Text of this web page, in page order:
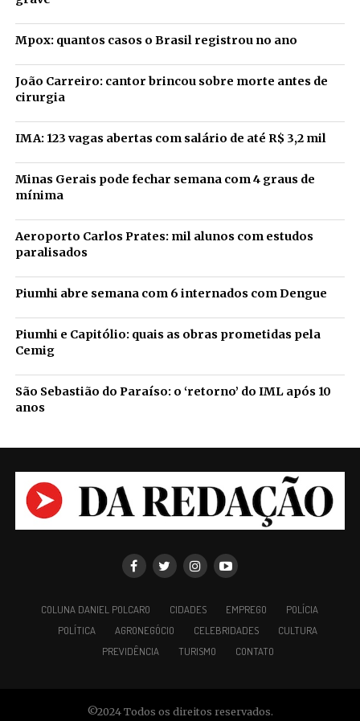
Mpox: quantos casos o Brasil registrou no ano
João Carreiro: cantor brincou sobre morte antes de
cirurgia
IMA: 123 vagas abertas com salário de até R$ 3,2 mil
Minas Gerais pode fechar semana com 4 graus de
mínima
Aeroporto Carlos Prates: mil alunos com estudos
paralisados
Piumhi abre semana com 6 internados com Dengue
Piumhi e Capitólio: quais as obras prometidas pela
Cemig
São Sebastião do Paraíso: o ‘retorno’ do IML após 10
anos
COLUNA DANIEL POLCARO CIDADES EMPREGO
POLÍCIA
POLÍTICA
AGRONEGÓCIO CELEBRIDADES
CULTURA
PREVIDÊNCIA
TURISMO CONTATO
©2024 Todos os direitos reservados.